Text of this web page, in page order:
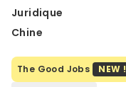
Juridique
Chine
The Good Jobs NEW !